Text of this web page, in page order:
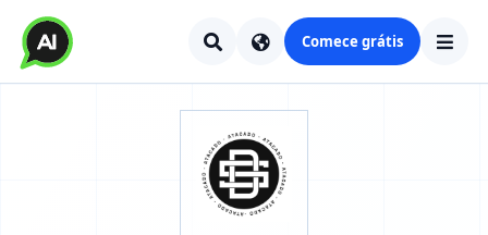
Comece grátis